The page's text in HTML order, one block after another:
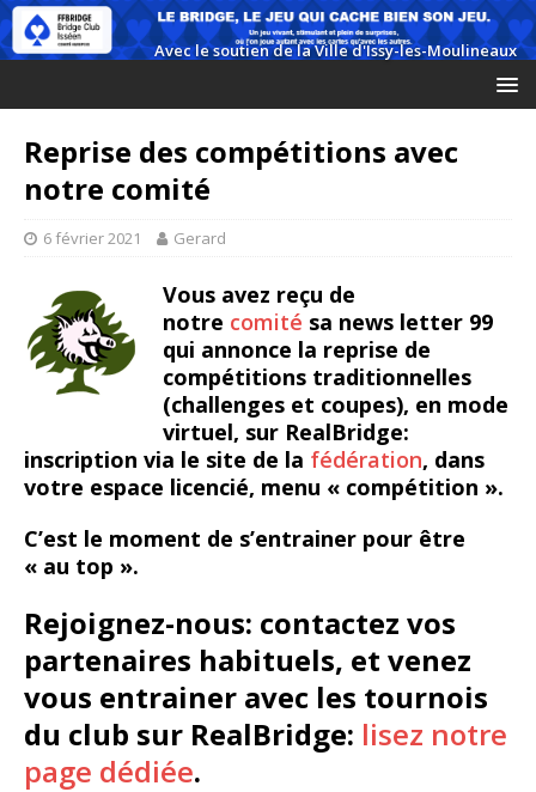
Reprise des compétitions avec
notre comité
6 février 2021 Gerard
Vous avez reçu de
notre comité sa news letter 99
qui annonce la reprise de
compétitions traditionnelles
(challenges et coupes), en mode
virtuel, sur RealBridge:
inscription via le site de la fédération, dans
votre espace licencié, menu « compétition ».
C’est le moment de s’entrainer pour être
« au top ».
Rejoignez-nous: contactez vos
partenaires habituels, et venez
vous entrainer avec les tournois
du club sur RealBridge: lisez notre
page dédiée.